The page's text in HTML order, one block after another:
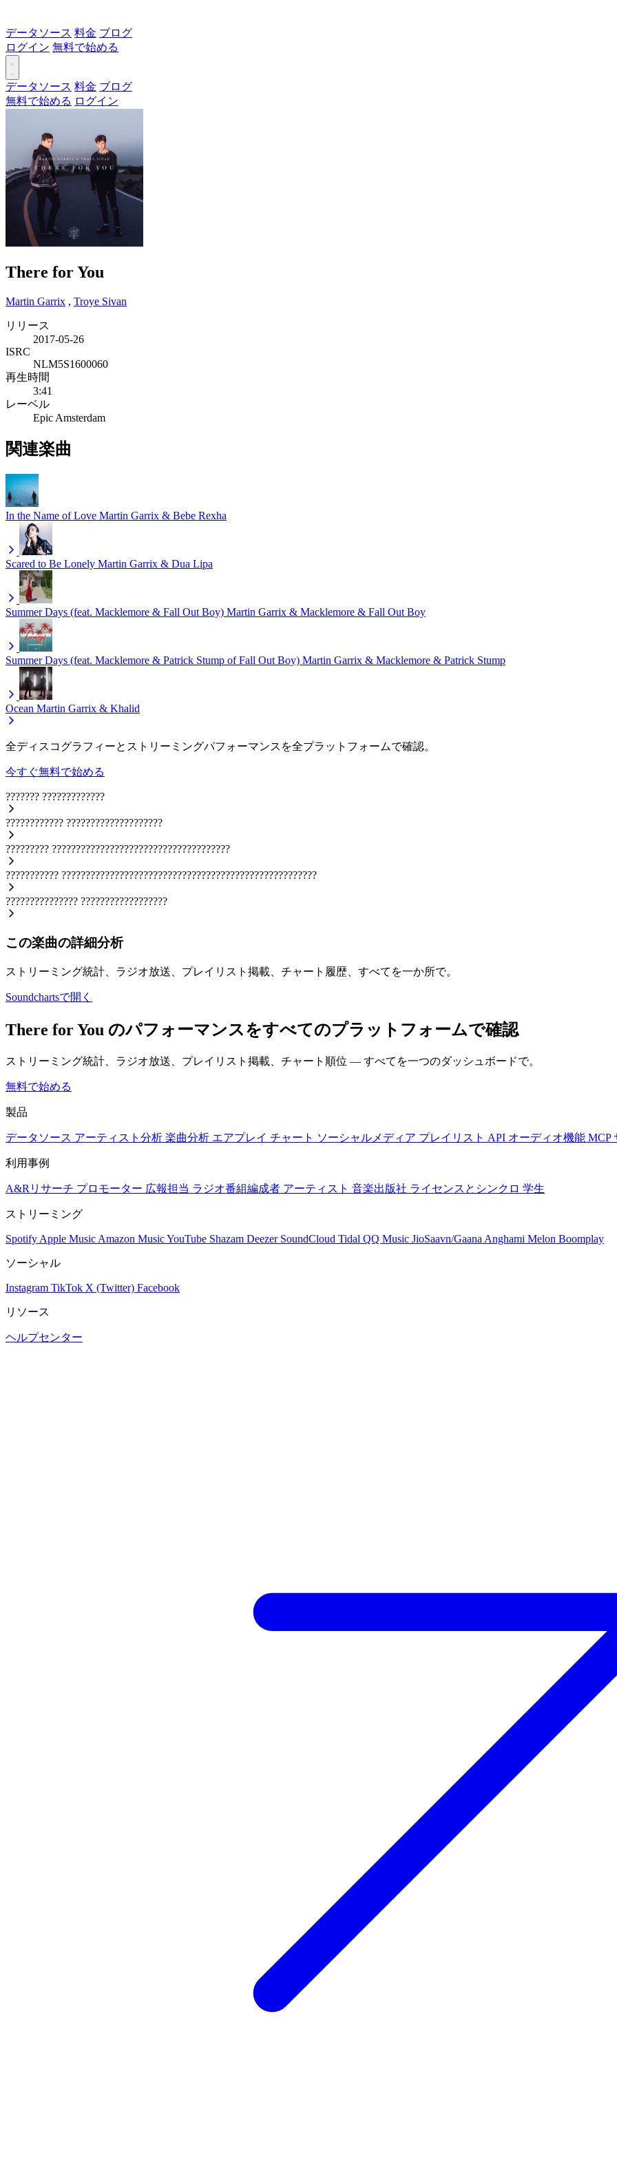
データソース 料金 ブログ
ログイン 無料で始める
データソース 料金 ブログ
無料で始める ログイン
There for You
Martin Garrix , Troye Sivan
リリース
2017-05-26
ISRC
NLM5S1600060
再生時間
3:41
レーベル
Epic Amsterdam
関連楽曲
In the Name of Love Martin Garrix & Bebe Rexha
Scared to Be Lonely Martin Garrix & Dua Lipa
Summer Days (feat. Macklemore & Fall Out Boy) Martin Garrix & Macklemore & Fall Out Boy
Summer Days (feat. Macklemore & Patrick Stump of Fall Out Boy) Martin Garrix & Macklemore & Patrick Stump
Ocean Martin Garrix & Khalid
全ディスコグラフィーとストリーミングパフォーマンスを全プラットフォームで確認。
今すぐ無料で始める
??????? ?????????????
???????????? ????????????????????
????????? ?????????????????????????????????????
??????????? ?????????????????????????????????????????????????????
??????????????? ??????????????????
この楽曲の詳細分析
ストリーミング統計、ラジオ放送、プレイリスト掲載、チャート履歴、すべてを一か所で。
Soundchartsで開く
There for You のパフォーマンスをすべてのプラットフォームで確認
ストリーミング統計、ラジオ放送、プレイリスト掲載、チャート順位 — すべてを一つのダッシュボードで。
無料で始める
製品
データソース アーティスト分析 楽曲分析 エアプレイ チャート ソーシャルメディア プレイリスト API オーディオ機能 MCP
利用事例
A&Rリサーチ プロモーター 広報担当 ラジオ番組編成者 アーティスト 音楽出版社 ライセンスとシンクロ 学生
ストリーミング
Spotify Apple Music Amazon MusicYouTube Shazam Deezer SoundCloud Tidal QQ Music JioSaavn/Gaana Anghami Melon Boomplay
ソーシャル
Instagram TikTok X (Twitter) Facebook
リソース
ヘルプセンター